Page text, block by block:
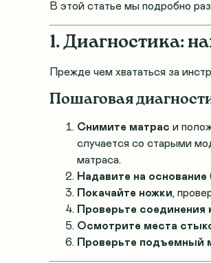
В этой статье мы подробно
1. Диагностика:
Прежде чем хвататься за
Пошаговая
Снимите матрас и
случается со старыми
матраса.
Надавите на основание
Покачайте ножки,
Проверьте соединения
Осмотрите места
Проверьте подъемный